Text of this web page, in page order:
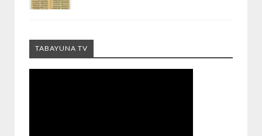
TABAYUNA TV